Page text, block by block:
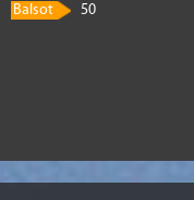
Balsot
50